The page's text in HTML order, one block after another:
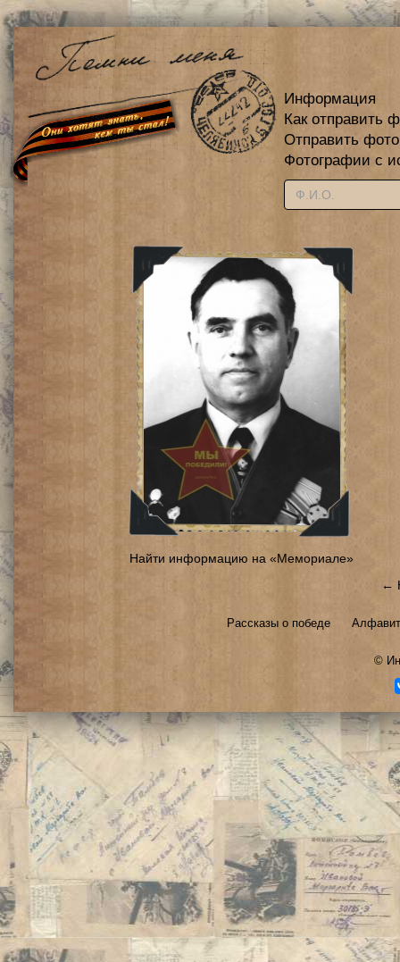
Информация
Как отправить
Отправить
Фотографии с
Найти информацию на «Мемориале»
←
Рассказы о победе
©